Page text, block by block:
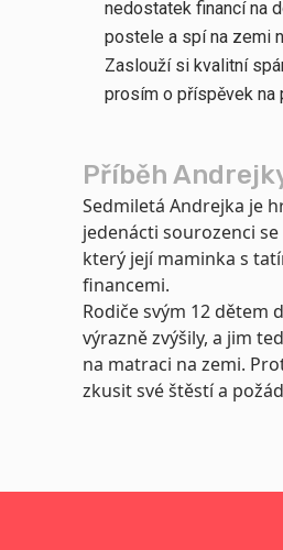
nedostatek financí na
postele a spí na zemi
Zaslouží si kvalitní
prosím o příspěvek na
Příběh
Sedmiletá Andrejka je
jedenácti sourozenci
který její maminka s
financemi.
Rodiče svým 12 dětem
výrazně zvýšily, a jim
na matraci na zemi.
zkusit své štěstí a